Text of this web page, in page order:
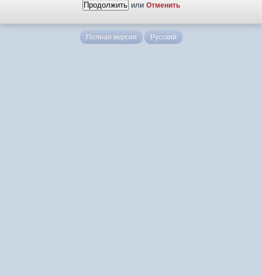
или Отменить
Полная версия Русский